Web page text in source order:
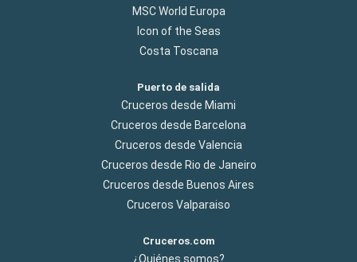
MSC World Europa
Icon of the Seas
Costa Toscana
Puerto de salida
Cruceros desde Miami
Cruceros desde Barcelona
Cruceros desde Valencia
Cruceros desde Rio de Janeiro
Cruceros desde Buenos Aires
Cruceros Valparaiso
Cruceros.com
¿Quiénes somos?